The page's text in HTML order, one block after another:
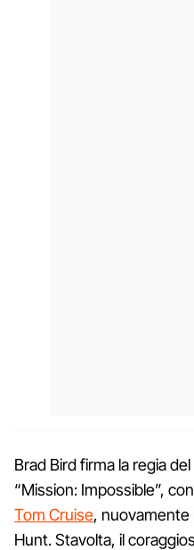
Brad Bird firma la regia
“Mission: Impossible”,
Tom Cruise, nuovamente
Hunt. Stavolta, il